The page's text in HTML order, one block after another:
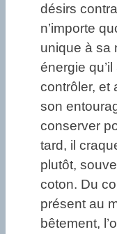
désirs
n’importe
unique à sa
énergie
contrôler, et
son
conserver
tard, il
plutôt,
coton. Du
présent au
bêtement,